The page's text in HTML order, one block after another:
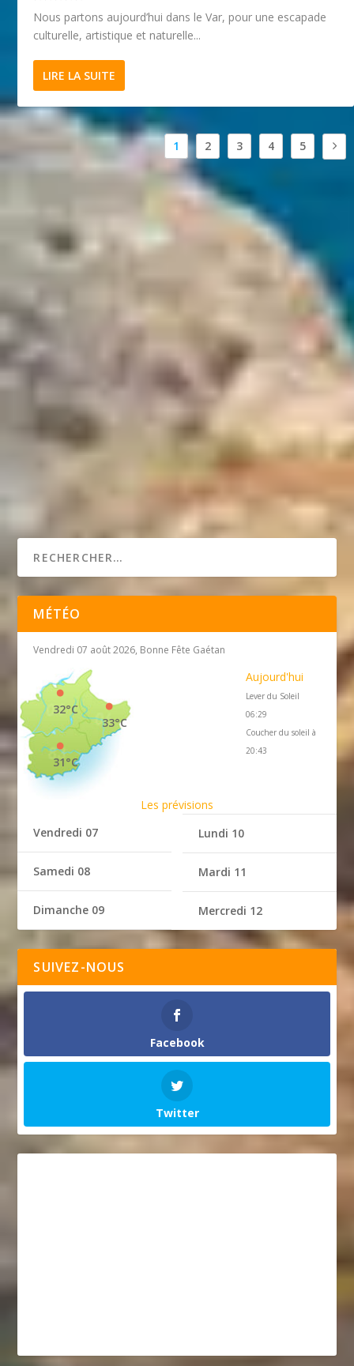
Nous partons aujourd’hui dans le Var, pour une escapade
culturelle, artistique et naturelle...
LIRE LA SUITE
1 2 3 4 5
MÉTÉO
Vendredi 07 août 2026, Bonne Fête Gaétan
33°C
32°C
31°C
Aujourd'hui
Lever du Soleil
06:29
Coucher du soleil à
20:43
Les prévisions
Vendredi 07
Samedi 08
Dimanche 09
Lundi 10
Mardi 11
Mercredi 12
SUIVEZ-NOUS
Facebook
Twitter